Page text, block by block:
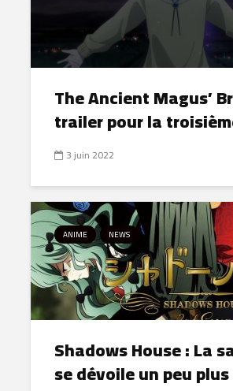
The Ancient Magus’
trailer pour la
3 juin 2022
ANIME NEWS
Shadows House : La
se dévoile un peu